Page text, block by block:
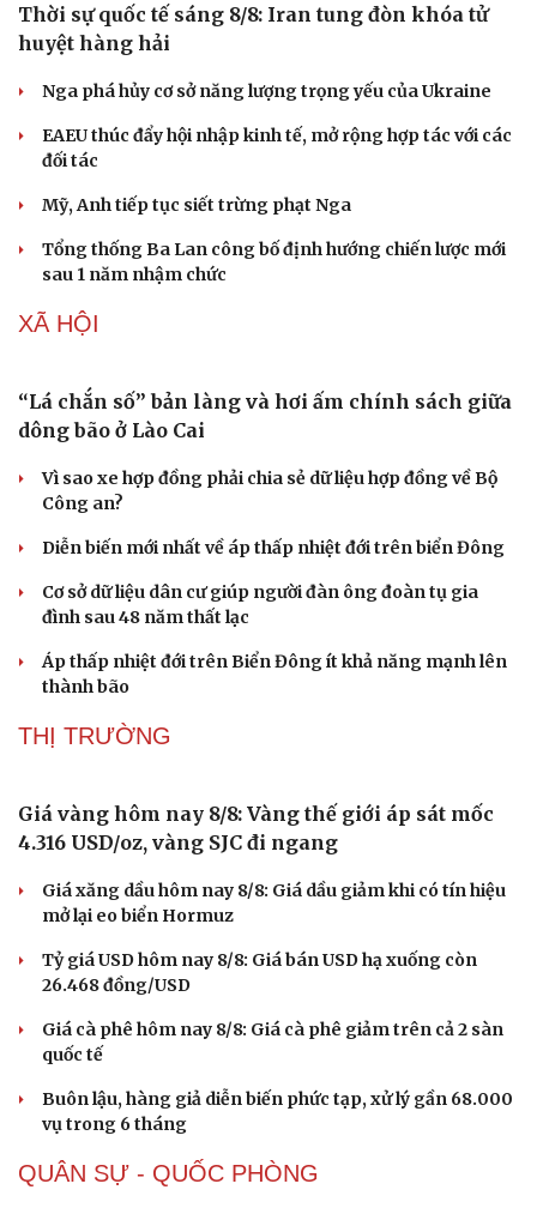
Sức khỏe
Dinh dưỡng - món ngon
Cây thuốc
Sản phụ khoa
Nhi khoa
Nam khoa
Làm đẹp - giảm cân
Ăn sạch sống khỏe
Đời sống
Blog
Tình yêu - Gia đình
Thời sự quốc tế sáng 8/8: Iran tung đòn khóa tử
huyệt hàng hải
Nga phá hủy cơ sở năng lượng trọng yếu của Ukraine
EAEU thúc đẩy hội nhập kinh tế, mở rộng hợp tác với các
đối tác
Mỹ, Anh tiếp tục siết trừng phạt Nga
Tổng thống Ba Lan công bố định hướng chiến lược mới
sau 1 năm nhậm chức
XÃ HỘI
“Lá chắn số” bản làng và hơi ấm chính sách giữa
dông bão ở Lào Cai
Vì sao xe hợp đồng phải chia sẻ dữ liệu hợp đồng về Bộ
Diễn biến mới nhất về áp thấp nhiệt đới trên biển Đông
Cơ sở dữ liệu dân cư giúp người đàn ông đoàn tụ gia
Áp thấp nhiệt đới trên Biển Đông ít khả năng mạnh lên
THỊ TRƯỜNG
Giá vàng hôm nay 8/8: Vàng thế giới áp sát mốc
4.316 USD/oz, vàng SJC đi ngang
mở lại eo biển Hormuz